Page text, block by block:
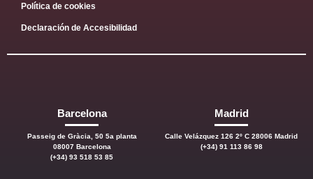
Política de cookies
Declaración de Accesibilidad
Barcelona
Passeig de Gràcia, 50 5a planta
08007 Barcelona
(+34) 93 518 53 85
Madrid
Calle Velázquez 126 2º C 28006 Madrid
(+34) 91 113 86 98